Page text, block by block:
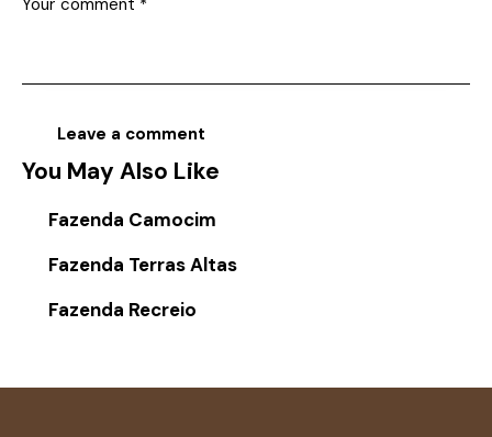
You May Also Like
Fazenda Camocim
Fazenda Terras Altas
Fazenda Recreio